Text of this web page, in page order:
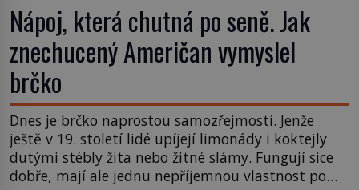
Nápoj, která chutná po seně. Jak
znechucený Američan vymyslel
brčko
Dnes je brčko naprostou samozřejmostí. Jenže
ještě v 19. století lidé upíjejí limonády i koktejly
dutými stébly žita nebo žitné slámy. Fungují sice
dobře, mají ale jednu nepříjemnou vlastnost po